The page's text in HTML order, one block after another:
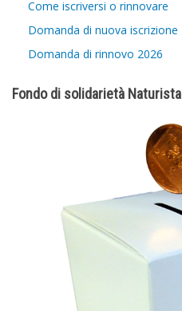
Come iscriversi o rinnovare
Domanda di nuova iscrizione
Domanda di rinnovo 2026
Fondo di solidarietà Naturista